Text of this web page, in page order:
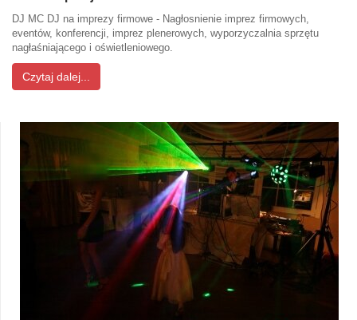
DJ MC DJ na imprezy firmowe - Nagłosnienie imprez firmowych,
eventów, konferencji, imprez plenerowych, wyporzyczalnia sprzętu
nagłaśniającego i oświetleniowego.
Czytaj dalej...